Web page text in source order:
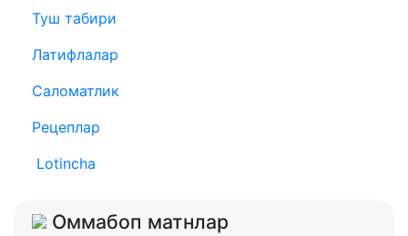
Туш табири
Латифлалар
Саломатлик
Рецеплар
Lotincha
Оммабоп матнлар